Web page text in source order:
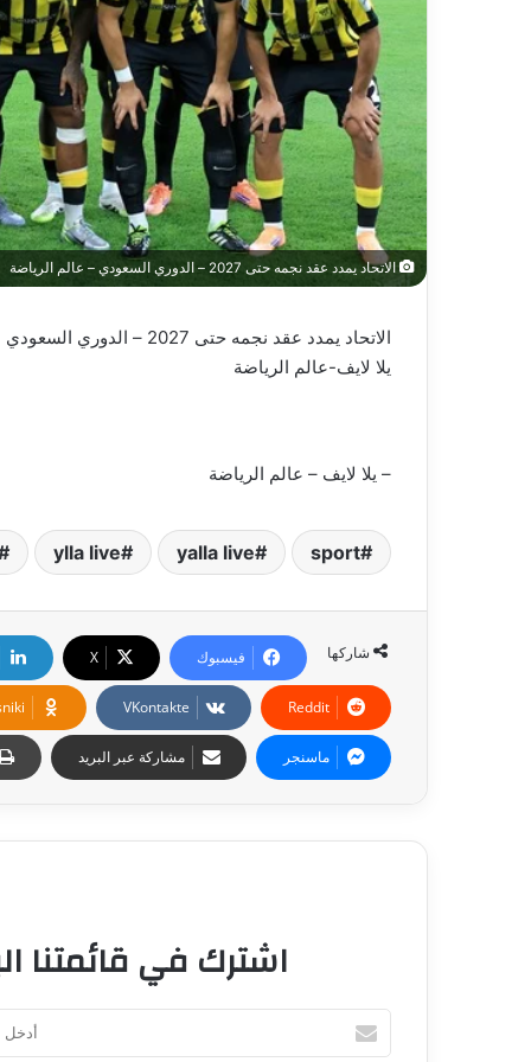
الاتحاد يمدد عقد نجمه حتى 2027 – الدوري السعودي – عالم الرياضة
الاتحاد يمدد عقد نجمه حتى 2027 – الدوري السعودي
يلا لايف-عالم الرياضة
– يلا لايف – عالم الرياضة
sport
yalla live
ylla live
شاركها فيسبوك ‫X
ماسنجر مشاركة عبر البريد
اشترك في قائمتنا